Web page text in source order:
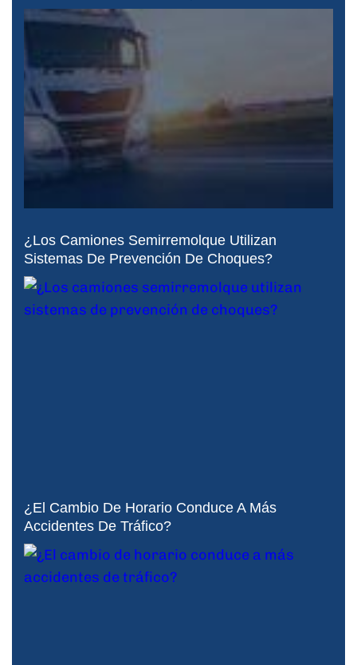
¿Los Camiones Semirremolque Utilizan
Sistemas De Prevención De Choques?
¿El Cambio De Horario Conduce A Más
Accidentes De Tráfico?